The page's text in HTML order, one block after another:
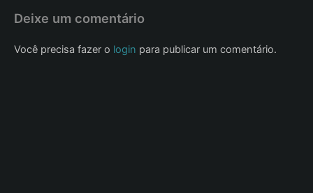
Deixe um comentário
Você precisa fazer o login para publicar um comentário.